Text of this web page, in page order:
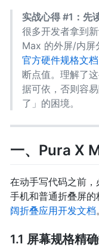
实战心得 #1：先
很多开发者拿到
Max 的外屏/内屏
官方硬件规格文档
断点值。理解了
据可依，否则容
了」的困境。
一、Pura X
在动手写代码之前
手机和普通折叠屏
阔折叠应用开发文档。
1.1 屏幕规格精